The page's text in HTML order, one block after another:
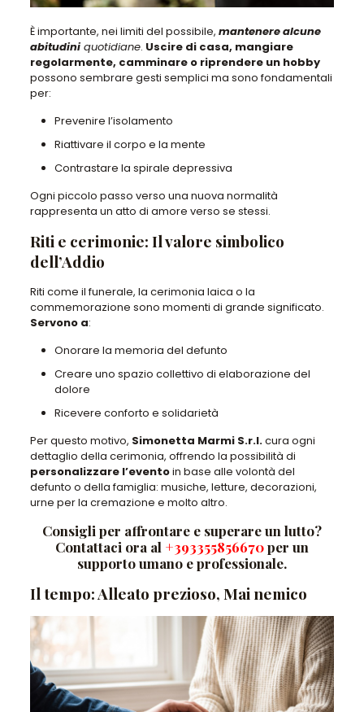
È importante, nei limiti del possibile, mantenere alcune
abitudiniquotidiane. Uscire di casa, mangiare
regolarmente, camminare o riprendere un hobby
possono sembrare gesti semplici ma sono fondamentali
per:
Prevenire l’isolamento
Riattivare il corpo e la mente
Contrastare la spirale depressiva
Ogni piccolo passo verso una nuova normalità
rappresenta un atto di amore verso se stessi.
Riti e cerimonie: Il valore simbolico
dell’Addio
Riti come il funerale, la cerimonia laica o la
commemorazione sono momenti di grande significato.
Servono a:
Onorare la memoria del defunto
Creare uno spazio collettivo di elaborazione del
dolore
Ricevere conforto e solidarietà
Per questo motivo, Simonetta Marmi S.r.l.cura ogni
dettaglio della cerimonia, offrendo la possibilità di
personalizzare l’eventoin base alle volontà del
defunto o della famiglia: musiche, letture, decorazioni,
urne per la cremazione e molto altro.
Consigli per affrontare e superare un lutto?
Contattaci ora al +393355856670per un
supporto umano e professionale.
Il tempo: Alleato prezioso, Mai nemico